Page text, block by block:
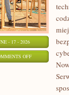
- 17 - 2026
OFFON